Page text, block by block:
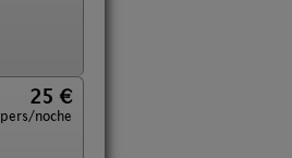
25 €
pers/noche